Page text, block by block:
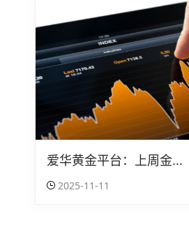
爱华黄金平台：上周金...
2025-11-11